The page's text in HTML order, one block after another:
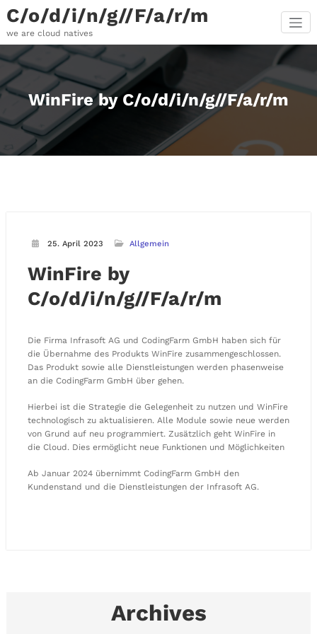
to
content
C/o/d/i/n/g//F/a/r/m
we are cloud natives
WinFire by C/o/d/i/n/g//F/a/r/m
25. April 2023 Allgemein
WinFire by
C/o/d/i/n/g//F/a/r/m
Die Firma Infrasoft AG und CodingFarm GmbH haben sich für
die Übernahme des Produkts WinFire zusammengeschlossen.
Das Produkt sowie alle Dienstleistungen werden phasenweise
an die CodingFarm GmbH über gehen.
Hierbei ist die Strategie die Gelegenheit zu nutzen und WinFire
technologisch zu aktualisieren. Alle Module sowie neue werden
von Grund auf neu programmiert. Zusätzlich geht WinFire in
die Cloud. Dies ermöglicht neue Funktionen und Möglichkeiten
Ab Januar 2024 übernimmt CodingFarm GmbH den
Kundenstand und die Dienstleistungen der Infrasoft AG.
Archives